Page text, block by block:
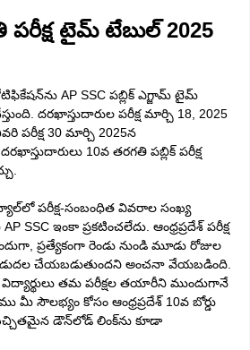
పరీక్ష టైమ్ టేబుల్ 2025
AP SSC పబ్లిక్ ఎగ్జామ్ టైమ్
దరఖాస్తుదారుల పరీక్ష మార్చి 18, 2025
పరీక్ష 30 మార్చి 2025న
10వ తరగతి పబ్లిక్ పరీక్ష
పరీక్ష-సంబంధిత వివరాల సంఖ్య
SSC ఇంకా ప్రకటించలేదు. ఆంధ్రప్రదేశ్ పరీక్ష
ప్రత్యేకంగా రెండు నుండి మూడు రోజుల
చేయబడుతుందని అంచనా వేయబడింది.
తమ పరీక్షల తయారీని ముందుగానే
మీ సౌలభ్యం కోసం ఆంధ్రప్రదేశ్ 10వ బోర్డు
డౌన్‌లోడ్ లింక్‌ను కూడా